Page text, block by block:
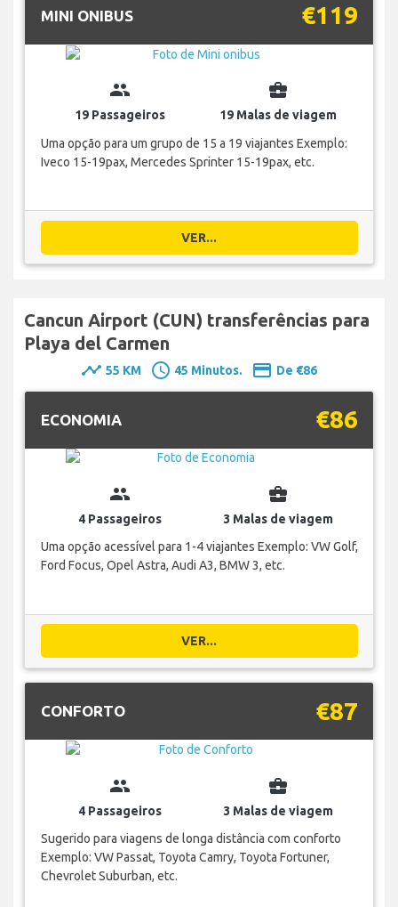
MINI ONIBUS €119
group
19 Passageiros
business_center
19 Malas de viagem
Uma opção para um grupo de 15 a 19 viajantes Exemplo:
Iveco 15-19pax, Mercedes Sprinter 15-19pax, etc.
VER...
Cancun Airport (CUN) transferências para
Playa del Carmen
timeline 55 KM schedule 45 Minutos. payment De €86
ECONOMIA €86
group
4 Passageiros
business_center
3 Malas de viagem
Uma opção acessível para 1-4 viajantes Exemplo: VW Golf,
Ford Focus, Opel Astra, Audi A3, BMW 3, etc.
VER...
CONFORTO €87
group
4 Passageiros
business_center
3 Malas de viagem
Sugerido para viagens de longa distância com conforto
Exemplo: VW Passat, Toyota Camry, Toyota Fortuner,
Chevrolet Suburban, etc.